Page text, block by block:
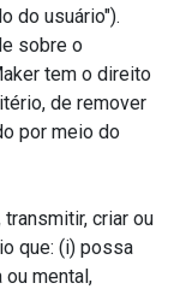
do usuário").
sobre o
tem o direito
de remover
por meio do
criar ou
que: (i) possa
mental,